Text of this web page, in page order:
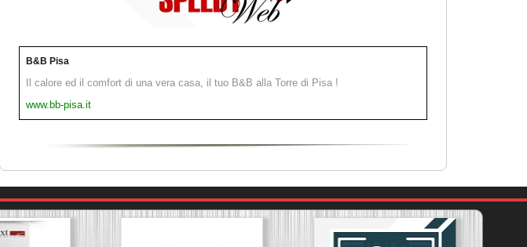
B&B Pisa
Il calore ed il comfort di una vera casa, il tuo B&B alla Torre di Pisa !
www.bb-pisa.it